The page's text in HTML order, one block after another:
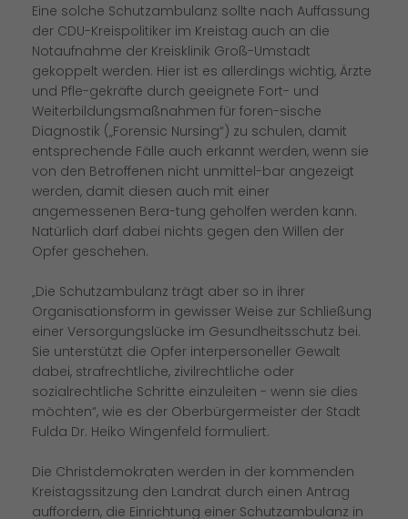
Eine solche Schutzambulanz sollte nach Auffassung
der CDU-Kreispolitiker im Kreistag auch an die
Notaufnahme der Kreisklinik Groß-Umstadt
gekoppelt werden. Hier ist es allerdings wichtig, Ärzte
und Pfle-gekräfte durch geeignete Fort- und
Weiterbildungsmaßnahmen für foren-sische
Diagnostik („Forensic Nursing“) zu schulen, damit
entsprechende Fälle auch erkannt werden, wenn sie
von den Betroffenen nicht unmittel-bar angezeigt
werden, damit diesen auch mit einer
angemessenen Bera-tung geholfen werden kann.
Natürlich darf dabei nichts gegen den Willen der
Opfer geschehen.
Die Schutzambulanz trägt aber so in ihrer
Organisationsform in gewisser Weise zur Schließung
einer Versorgungslücke im Gesundheitsschutz bei.
Sie unterstützt die Opfer interpersoneller Gewalt
dabei, strafrechtliche, zivilrechtliche oder
sozialrechtliche Schritte einzuleiten - wenn sie dies
möchten“, wie es der Oberbürgermeister der Stadt
Fulda Dr. Heiko Wingenfeld formuliert.
Die Christdemokraten werden in der kommenden
Kreistagssitzung den Landrat durch einen Antrag
auffordern, die Einrichtung einer Schutzambulanz in